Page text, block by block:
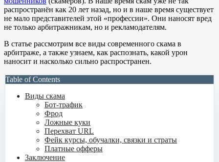
распространён как 20 лет назад, но и в наше время существует
не мало представителей этой «профессии». Они наносят вред
не только арбитражникам, но и рекламодателям.
В статье рассмотрим все виды современного скама в
арбитраже, а также узнаем, как распознать, какой урон
наносит и насколько сильно распространен.
Table of Contents
Виды скама
Бот-трафик
Фрод
Ложные куки
Перехват URL
Фейк курсы, обучалки, связки и страты
Платные офферы
Заключение